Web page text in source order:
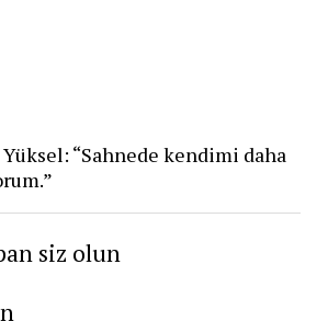
“Sahnede kendimi daha
siz olun